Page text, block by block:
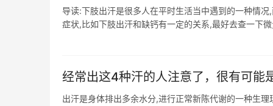
导读:下肢出汗是很多人在平时生活当中遇到的一种情
症状,比如下肢出汗和缺钙有一定的关系,最好去查一下
经常出这4种汗的人注意了，很有可能
出汗是身体排出多余水分,进行正常新陈代谢的一种生